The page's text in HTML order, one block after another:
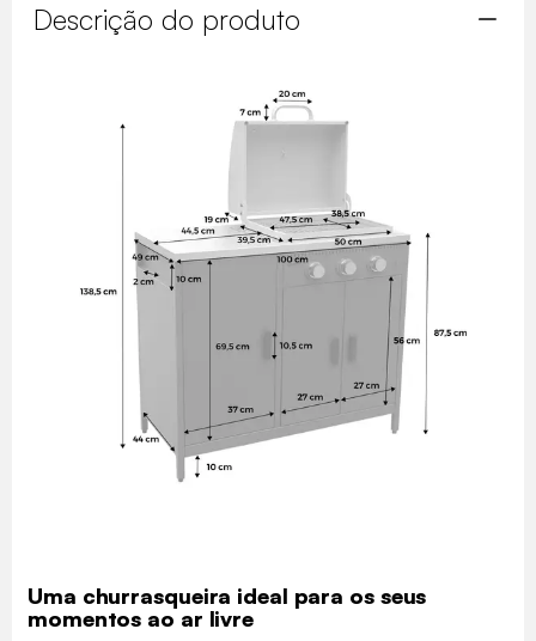
Descrição do produto
Uma churrasqueira ideal para os seus
momentos ao ar livre